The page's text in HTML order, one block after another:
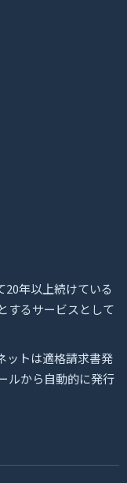
年以上続けている
するサービスとして
ットは適格請求書発
ルから自動的に発行